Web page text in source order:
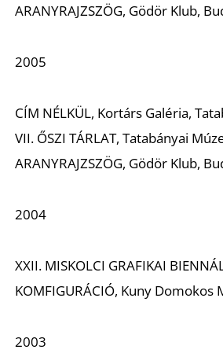
ARANYRAJZSZÖG, Gödör Klub,
2005
CÍM NÉLKÜL, Kortárs Galéria,
VII. ŐSZI TÁRLAT, Tatabányai
ARANYRAJZSZÖG, Gödör Klub,
2004
XXII. MISKOLCI GRAFIKAI
KOMFIGURÁCIÓ, Kuny Domokos
2003